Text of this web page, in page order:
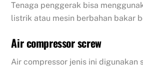
Tenaga penggerak bisa
listrik atau mesin berbahan bakar
Air compressor screw
Air compressor jenis ini digunakan